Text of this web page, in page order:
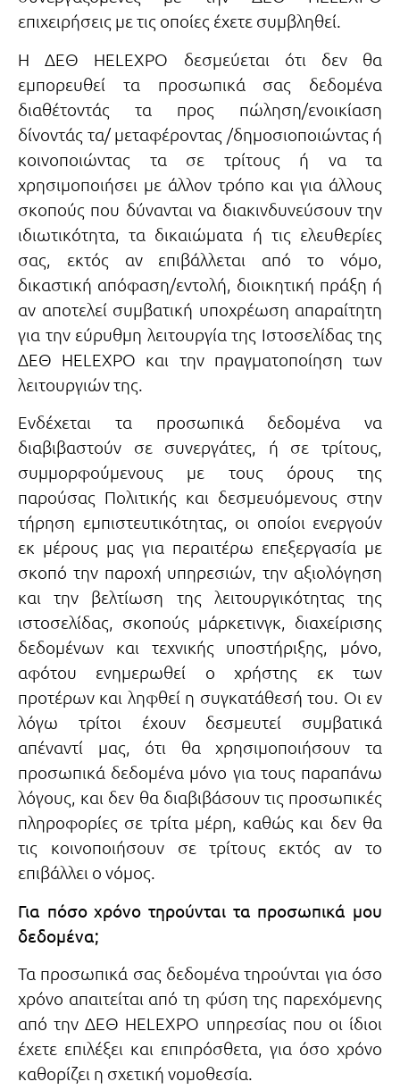
επιχειρήσεις με τις οποίες έχετε συμβληθεί.
Η ΔΕΘ HELEXPO δεσμεύεται ότι δεν θα
εμπορευθεί τα προσωπικά σας δεδομένα
διαθέτοντάς τα προς πώληση/ενοικίαση
δίνοντάς τα/ μεταφέροντας /δημοσιοποιώντας ή
κοινοποιώντας τα σε τρίτους ή να τα
χρησιμοποιήσει με άλλον τρόπο και για άλλους
σκοπούς που δύνανται να διακινδυνεύσουν την
ιδιωτικότητα, τα δικαιώματα ή τις ελευθερίες
σας, εκτός αν επιβάλλεται από το νόμο,
δικαστική απόφαση/εντολή, διοικητική πράξη ή
αν αποτελεί συμβατική υποχρέωση απαραίτητη
για την εύρυθμη λειτουργία της Ιστοσελίδας της
ΔΕΘ HELEXPO και την πραγματοποίηση των
λειτουργιών της.
Ενδέχεται τα προσωπικά δεδομένα να
διαβιβαστούν σε συνεργάτες, ή σε τρίτους,
συμμορφούμενους με τους όρους της
παρούσας Πολιτικής και δεσμευόμενους στην
τήρηση εμπιστευτικότητας, οι οποίοι ενεργούν
εκ μέρους μας για περαιτέρω επεξεργασία με
σκοπό την παροχή υπηρεσιών, την αξιολόγηση
και την βελτίωση της λειτουργικότητας της
ιστοσελίδας, σκοπούς μάρκετινγκ, διαχείρισης
δεδομένων και τεχνικής υποστήριξης, μόνο,
αφότου ενημερωθεί ο χρήστης εκ των
προτέρων και ληφθεί η συγκατάθεσή του. Οι εν
λόγω τρίτοι έχουν δεσμευτεί συμβατικά
απέναντί μας, ότι θα χρησιμοποιήσουν τα
προσωπικά δεδομένα μόνο για τους παραπάνω
λόγους, και δεν θα διαβιβάσουν τις προσωπικές
πληροφορίες σε τρίτα μέρη, καθώς και δεν θα
τις κοινοποιήσουν σε τρίτους εκτός αν το
επιβάλλει ο νόμος.
Για πόσο χρόνο τηρούνται τα προσωπικά μου
δεδομένα;
Τα προσωπικά σας δεδομένα τηρούνται για όσο
χρόνο απαιτείται από τη φύση της παρεχόμενης
από την ΔΕΘ HELEXPO υπηρεσίας που οι ίδιοι
έχετε επιλέξει και επιπρόσθετα, για όσο χρόνο
καθορίζει η σχετική νομοθεσία.